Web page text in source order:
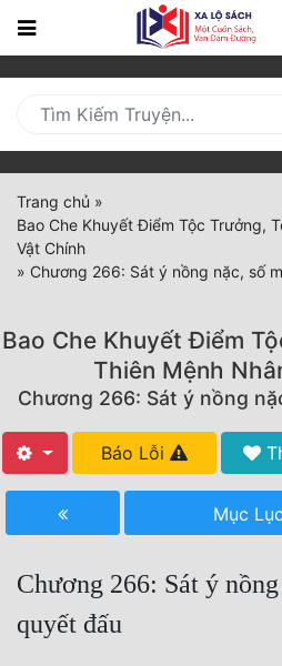
Trang
Mới
Cập
Nhật
(current)
BXH
Truyện Mới Ra
Hoàn Thành
Free
Hậu Cung
Truyện Convert
Trang chủ »
Bao Che Khuyết Điểm Tộc Trưởng,
Vật Chính
» Chương 266: Sát ý nồng nặc, số
Bao Che Khuyết Điểm
Thiên Mệnh
Chương 266: Sát ý nồng
Báo Lỗi
Mục Lục
Chương 266: Sát ý
quyết đấu